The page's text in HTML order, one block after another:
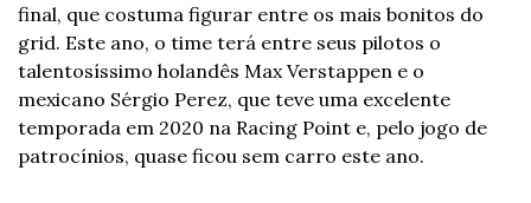
final, que costuma figurar entre os mais bonitos do
grid. Este ano, o time terá entre seus pilotos o
talentosíssimo holandês Max Verstappen e o
mexicano Sérgio Perez, que teve uma excelente
temporada em 2020 na Racing Point e, pelo jogo de
patrocínios, quase ficou sem carro este ano.